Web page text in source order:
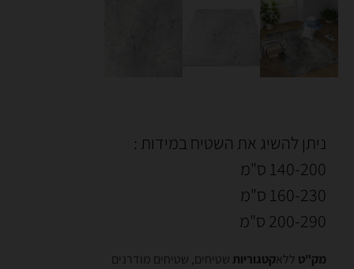
ניתן להשיג את השטיח במידות :
140-200 ס"מ
160-230 ס"מ
200-290 ס"מ
מק"ט ללאקטגוריות שטיחים, שטיחים מודרנים